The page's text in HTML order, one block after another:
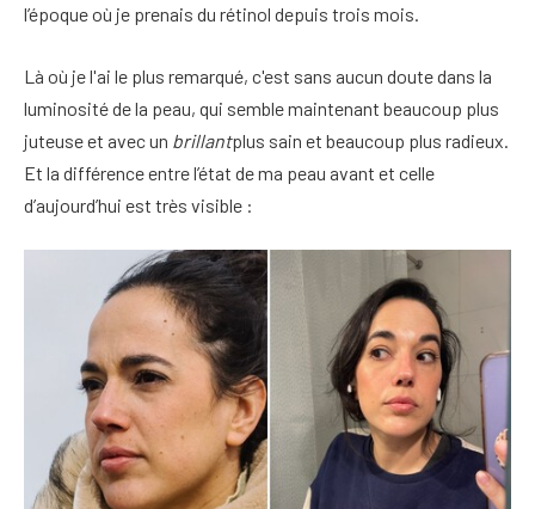
l’époque où je prenais du rétinol depuis trois mois.
Là où je l'ai le plus remarqué, c'est sans aucun doute dans la
luminosité de la peau, qui semble maintenant beaucoup plus
juteuse et avec un brillantplus sain et beaucoup plus radieux.
Et la différence entre l’état de ma peau avant et celle
d’aujourd’hui est très visible :